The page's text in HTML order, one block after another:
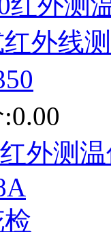
外测